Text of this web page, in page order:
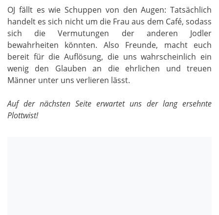
OJ fällt es wie Schuppen von den Augen: Tatsächlich
handelt es sich nicht um die Frau aus dem Café, sodass
sich die Vermutungen der anderen Jodler
bewahrheiten könnten. Also Freunde, macht euch
bereit für die Auflösung, die uns wahrscheinlich ein
wenig den Glauben an die ehrlichen und treuen
Männer unter uns verlieren lässt.
Auf der nächsten Seite erwartet uns der lang ersehnte
Plottwist!